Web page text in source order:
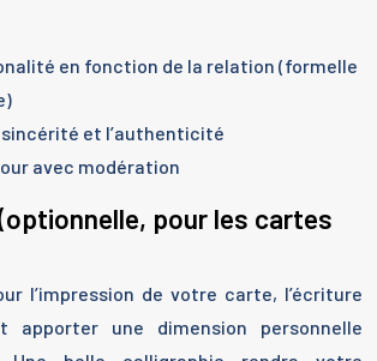
en fonction de la relation (formelle
et l’authenticité
avec modération
pour les cartes
l’impression de votre carte, l’écriture
apporter une dimension personnelle